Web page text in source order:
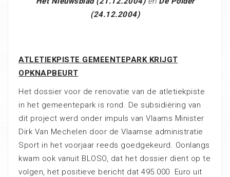
(24.12.2004)
ATLETIEKPISTE GEMEENTEPARK KRIJGT
OPKNAPBEURT
Het dossier voor de renovatie van de atletiekpiste
in het gemeentepark is rond. De subsidiëring van
dit project werd onder impuls van Vlaams Minister
Dirk Van Mechelen door de Vlaamse administratie
Sport in het voorjaar reeds goedgekeurd. Oonlangs
kwam ook vanuit BLOSO, dat het dossier dient op te
volgen, het positieve bericht dat 495.000 Euro uit